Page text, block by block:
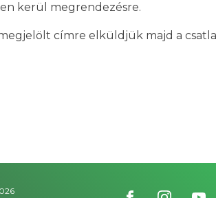
kerül megrendezésre.
címre elküldjük majd a